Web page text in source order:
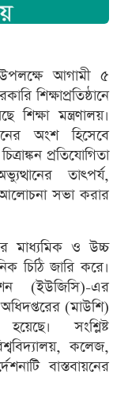
আগামী ৫
শিক্ষাপ্রতিষ্ঠানে
শিক্ষা মন্ত্রণালয়।
অংশ হিসেবে
প্রতিযোগিতা
তাৎপর্য,
সভা করার
মাধ্যমিক ও উচ্চ
চিঠি জারি করে।
(ইউজিসি)-এর
(মাউশি)
সংশ্লিষ্ট
কলেজ,
বাস্তবায়নের